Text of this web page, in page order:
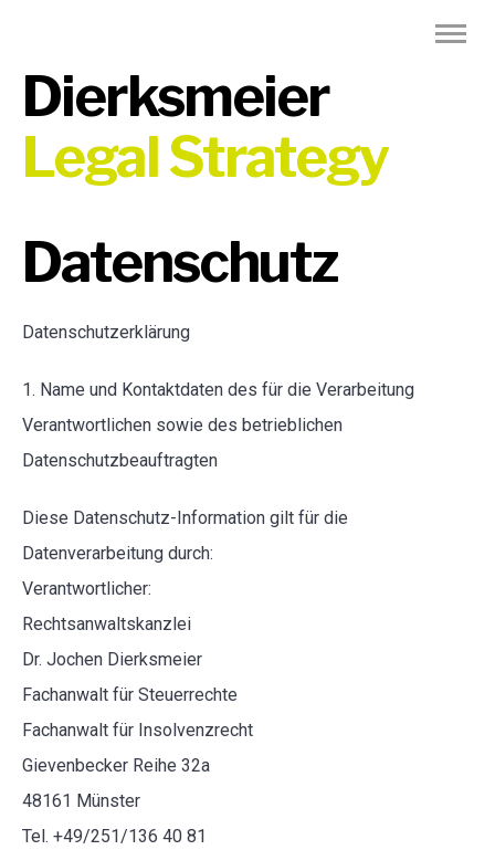
Dierksmeier
Legal Strategy
Datenschutz
Datenschutzerklärung
1. Name und Kontaktdaten des für die Verarbeitung
Verantwortlichen sowie des betrieblichen
Datenschutzbeauftragten
Diese Datenschutz-Information gilt für die
Datenverarbeitung durch:
Verantwortlicher:
Rechtsanwaltskanzlei
Dr. Jochen Dierksmeier
Fachanwalt für Steuerrechte
Fachanwalt für Insolvenzrecht
Gievenbecker Reihe 32a
48161 Münster
Tel. +49/251/136 40 81